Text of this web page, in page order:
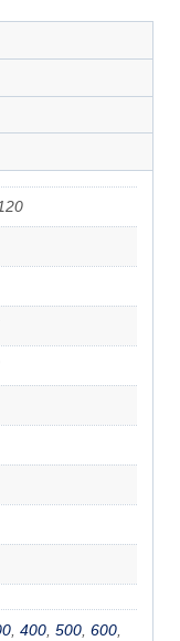
, 400, 500, 600,